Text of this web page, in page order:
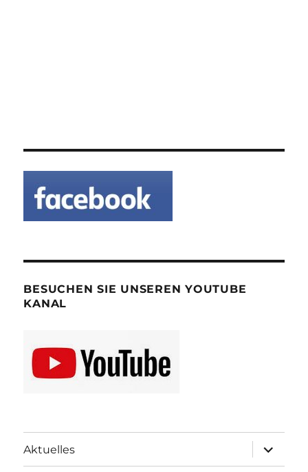
BESUCHEN SIE UNSEREN YOUTUBE
KANAL
Aktuelles
öffnen